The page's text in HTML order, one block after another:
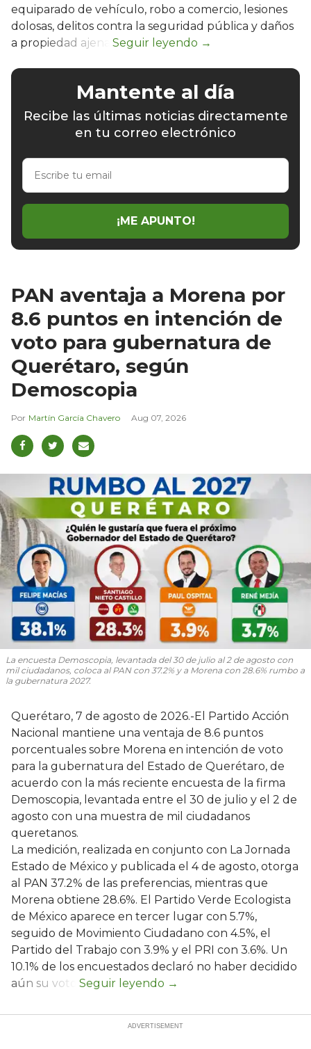
equiparado de vehículo, robo a comercio, lesiones
dolosas, delitos contra la seguridad pública y daños
a propiedad ajena.
Mantente al día
Recibe las últimas noticias directamente
en tu correo electrónico
Escribe
email
¡ME APUNTO!
PAN aventaja a Morena por
8.6 puntos en intención de
voto para gubernatura de
Querétaro, según
Demoscopia
Martín García Chavero Aug 07, 2026
La encuesta Demoscopia, levantada del 30 de julio al 2 de agosto con
mil ciudadanos, coloca al PAN con 37.2% y a Morena con 28.6% rumbo a
la gubernatura 2027.
Querétaro, 7 de agosto de 2026.-El Partido Acción
Nacional mantiene una ventaja de 8.6 puntos
porcentuales sobre Morena en intención de voto
para la gubernatura del Estado de Querétaro, de
acuerdo con la más reciente encuesta de la firma
Demoscopia, levantada entre el 30 de julio y el 2 de
agosto con una muestra de mil ciudadanos
queretanos.
La medición, realizada en conjunto con La Jornada
Estado de México y publicada el 4 de agosto, otorga
al PAN 37.2% de las preferencias, mientras que
Morena obtiene 28.6%. El Partido Verde Ecologista
de México aparece en tercer lugar con 5.7%,
seguido de Movimiento Ciudadano con 4.5%, el
Partido del Trabajo con 3.9% y el PRI con 3.6%. Un
10.1% de los encuestados declaró no haber decidido
aún su voto.